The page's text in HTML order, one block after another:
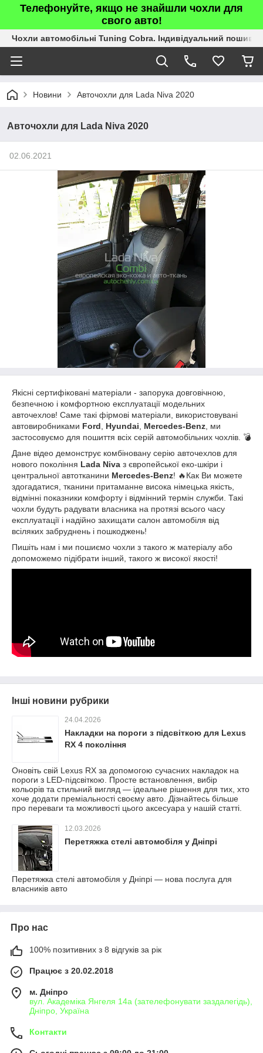
Телефонуйте, якщо не знайшли чохли для
свого авто!
Чохли автомобільні Tuning Cobra. Індивідуальний пошив.
Новини Авточохли для Lada Niva 2020
Авточохли для Lada Niva 2020
02.06.2021
Якісні сертифіковані матеріали - запорука довговічною,
безпечною і комфортною експлуатації модельних
авточехлов! Саме такі фірмові матеріали, використовувані
автовиробниками Ford Hyundai Mercedes-Benz , ми
застосовуємо для пошиття всіх серій автомобільних чохлів. 💣
Дане відео демонструє комбіновану серію авточехлов для
нового покоління Lada Niva з європейської еко-шкіри і
центральної автотканини Mercedes-Benz! 🔥Как Ви можете
здогадатися, тканини притаманне висока німецька якість,
відмінні показники комфорту і відмінний термін служби. Такі
чохли будуть радувати власника на протязі всього часу
експлуатації і надійно захищати салон автомобіля від
всіляких забруднень і пошкоджень!
Пишіть нам і ми пошиємо чохли з такого ж матеріалу або
допоможемо підібрати інший, такого ж високої якості!
Інші новини рубрики
24.04.2026
Накладки на пороги з підсвіткою для Lexus
RX 4 покоління
Оновіть свій Lexus RX за допомогою сучасних накладок на
пороги з LED-підсвіткою. Просте встановлення, вибір
кольорів та стильний вигляд — ідеальне рішення для тих, хто
хоче додати преміальності своєму авто. Дізнайтесь більше
про переваги та можливості цього аксесуара у нашій статті.
12.03.2026
Перетяжка стелі автомобіля у Дніпрі
Перетяжка стелі автомобіля у Дніпрі — нова послуга для
власників авто
Про нас
100% позитивних з 8 відгуків за рік
Працює з 20.02.2018
м. Дніпро
вул. Академіка Янгеля 14а (зателефонувати заздалегідь),
Дніпро, Україна
Контакти